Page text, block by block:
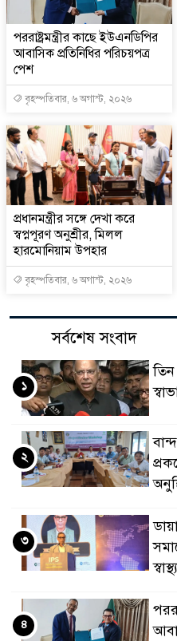
পররাষ্ট্রমন্ত্রীর কা‌ছে ইউএনডিপির
আবাসিক প্রতিনিধির পরিচয়পত্র
পেশ
বৃহস্পতিবার, ৬ অগাস্ট, ২০২৬
প্রধানমন্ত্রীর সঙ্গে দেখা করে
স্বপ্নপূরণ অনুশ্রীর, মিলল
হারমোনিয়াম উপহার
বৃহস্পতিবার, ৬ অগাস্ট, ২০২৬
সর্বশেষ সংবাদ
তিন
১
২
৩
৪